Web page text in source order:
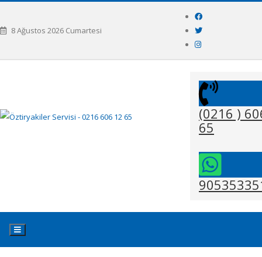
8 Ağustos 2026 Cumartesi
(0216 )
65